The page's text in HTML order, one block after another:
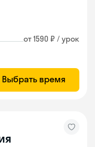
от 1590 ₽ / урок
Выбрать время